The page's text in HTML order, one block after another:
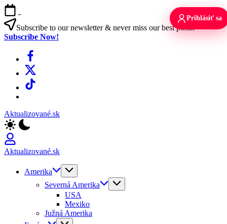
Skip
to
content
-
Subscribe to our newsletter & never miss our best posts.
Subscribe Now!
Facebook
X
TikTok
Aktualizované.sk
Aktualizované.sk
Amerika
Severná Amerika
USA
Mexiko
Južná Amerika
Prihlásiť sa